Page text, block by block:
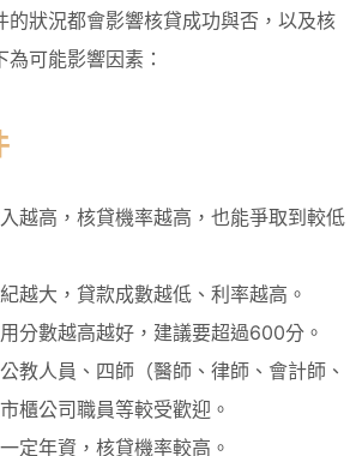
的狀況都會影響核貸成功與否，以及核
可能影響因素：
越高，核貸機率越高，也能爭取到較低
越大，貸款成數越低、利率越高。
分數越高越好，建議要超過600分。
教人員、四師（醫師、律師、會計師、
櫃公司職員等較受歡迎。
定年資，核貸機率較高。